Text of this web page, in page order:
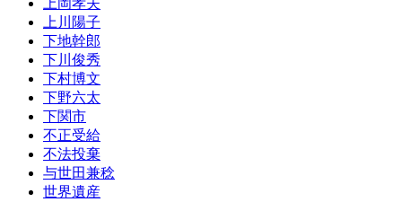
上岡孝夫
上川陽子
下地幹郎
下川俊秀
下村博文
下野六太
下関市
不正受給
不法投棄
与世田兼稔
世界遺産